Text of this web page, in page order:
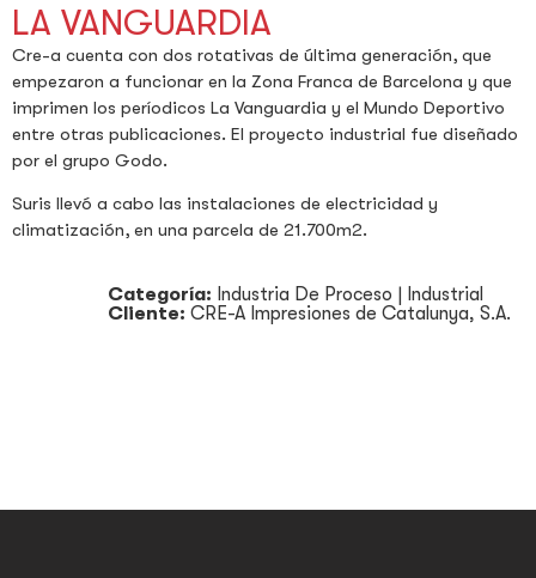
LA VANGUARDIA
Cre-a cuenta con dos rotativas de última generación, que
empezaron a funcionar en la Zona Franca de Barcelona y que
imprimen los períodicos La Vanguardia y el Mundo Deportivo
entre otras publicaciones. El proyecto industrial fue diseñado
por el grupo Godo.
Suris llevó a cabo las instalaciones de electricidad y
climatización, en una parcela de 21.700m2.
Categoría: Industria De Proceso | Industrial
Cliente: CRE-A Impresiones de Catalunya, S.A.